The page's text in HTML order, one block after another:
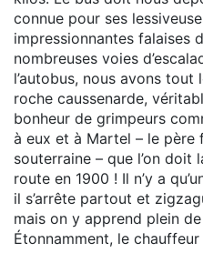
connue pour ses
impressionnantes falaises
nombreuses voies
l’autobus, nous avons tout
roche caussenarde,
bonheur de grimpeurs
à eux et à Martel – le père
souterraine – que l’on
route en 1900 ! Il n’y a
il s’arrête partout et
mais on y apprend plein
Étonnamment, le